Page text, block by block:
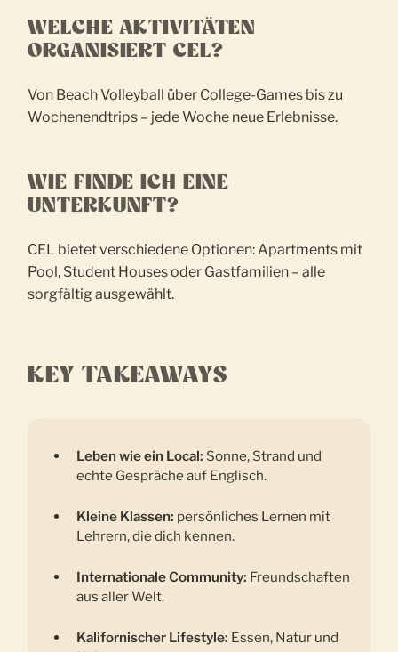
WELCHE AKTIVITÄTEN
ORGANISIERT CEL?
Von Beach Volleyball über College-Games bis zu
Wochenendtrips – jede Woche neue Erlebnisse.
WIE FINDE ICH EINE
UNTERKUNFT?
CEL bietet verschiedene Optionen: Apartments mit
Pool, Student Houses oder Gastfamilien – alle
sorgfältig ausgewählt.
KEY TAKEAWAYS
Leben wie ein Local: Sonne, Strand und
echte Gespräche auf Englisch.
Kleine Klassen: persönliches Lernen mit
Lehrern, die dich kennen.
Internationale Community: Freundschaften
aus aller Welt.
Kalifornischer Lifestyle: Essen, Natur und